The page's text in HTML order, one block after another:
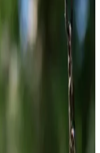
Fiyatlı ve
ekonomik ve sağlıklı
pratik çözümler
ve
ürün çeşitliliği ve kalite
veriyor, rekabeti